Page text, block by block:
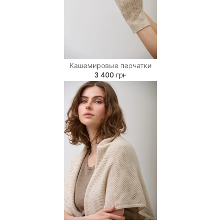
позволяет нам создать изделие, которое будет
мягким и шелковистым на ощупь, не будет иметь
склонности к скатыванию, и на долгое время
сохранит форму и эстетичный вид.
Кашемировые перчатки
3 400 грн